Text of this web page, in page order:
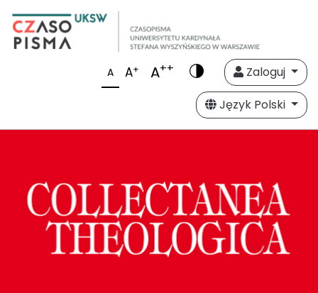
A A+ A++
Zaloguj
Język Polski